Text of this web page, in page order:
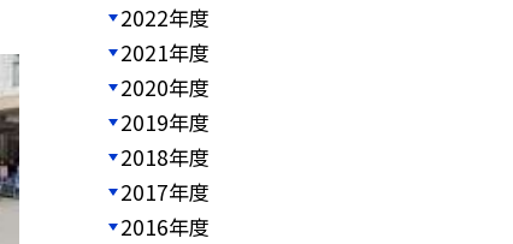
2022年度
2021年度
2020年度
2019年度
2018年度
2017年度
2016年度